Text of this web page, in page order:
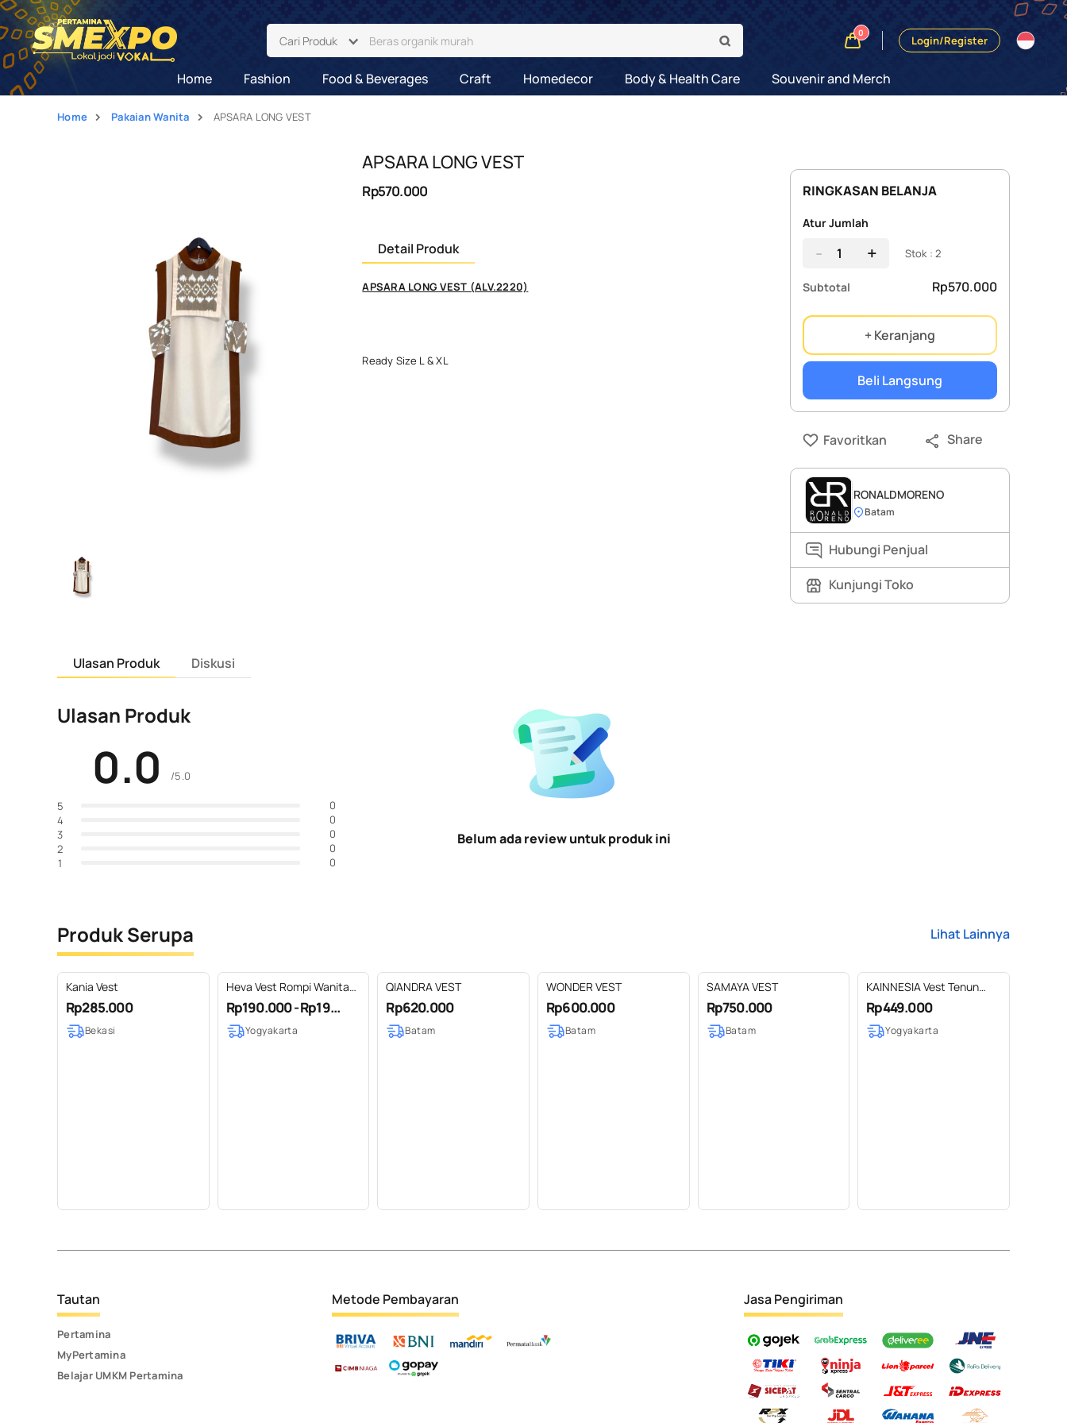
Cari Produk
0
Login/Register
Home Fashion Food & Beverages Craft Homedecor Body & Health Care Souvenir and Merch
Home Pakaian Wanita APSARA LONG VEST
APSARA LONG VEST
Rp570.000
Detail Produk
APSARA LONG VEST (ALV.2220)
Ready Size L & XL
Ulasan Produk Diskusi
Ulasan Produk
0.0 /5.0
5
0
4
0
3
0
2
0
1
0
Belum ada review untuk produk ini
RINGKASAN BELANJA
Atur Jumlah
- + Stok : 2
Subtotal Rp570.000
+ Keranjang
Beli Langsung
Favoritkan Share
RONALDMORENO
Batam
Hubungi Penjual
Kunjungi Toko
Produk Serupa Lihat Lainnya
Kania Vest
Rp285.000
Bekasi
Heva Vest Rompi Wanita
Batik Jumputan mix Tenun
Lurik by Dea Modis
Jumputan
Rp190.000 - Rp19...
Yogyakarta
QIANDRA VEST
Rp620.000
Batam
WONDER VEST
Rp600.000
Batam
SAMAYA VEST
Rp750.000
Batam
KAINNESIA Vest Tenun
Wanita 3 Look Seraya
Series Fit to L
Rp449.000
Yogyakarta
Tautan
Pertamina
MyPertamina
Belajar UMKM Pertamina
Metode Pembayaran Jasa Pengiriman